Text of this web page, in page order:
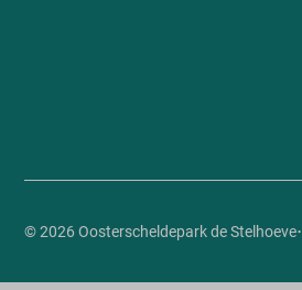
© 2026 Oosterscheldepark de Stelhoeve·